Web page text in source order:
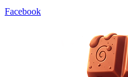
Facebook